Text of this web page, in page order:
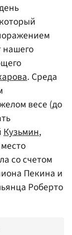
нашего
. Среда
весе (до
Кузьмин,
со счетом
Пекина и
Роберто